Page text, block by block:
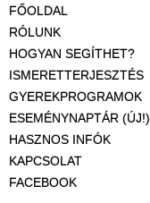
FŐOLDAL
RÓLUNK
HOGYAN SEGÍTHET?
ISMERETTERJESZTÉS
GYEREKPROGRAMOK
ESEMÉNYNAPTÁR (ÚJ!)
HASZNOS INFÓK
KAPCSOLAT
FACEBOOK